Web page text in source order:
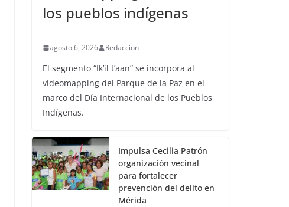
los pueblos indígenas
agosto 6, 2026 Redaccion
El segmento “Ik’il t’aan” se incorpora al
videomapping del Parque de la Paz en el
marco del Día Internacional de los Pueblos
Indígenas.
Impulsa Cecilia Patrón
organización vecinal
para fortalecer
prevención del delito en
Mérida